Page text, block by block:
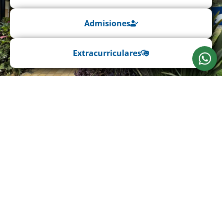
Admisiones
Extracurriculares